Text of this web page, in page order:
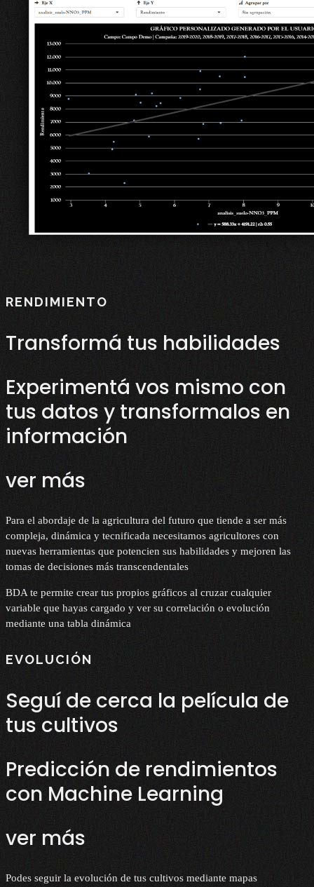
RENDIMIENTO
Transformá tus habilidades
Experimentá vos mismo con
tus datos y transformalos en
información
ver más
Para el abordaje de la agricultura del futuro que tiende a ser más
compleja, dinámica y tecnificada necesitamos agricultores con
nuevas herramientas que potencien sus habilidades y mejoren las
tomas de decisiones más transcendentales
BDA te permite crear tus propios gráficos al cruzar cualquier
variable que hayas cargado y ver su correlación o evolución
mediante una tabla dinámica
EVOLUCIÓN
Seguí de cerca la película de
tus cultivos
Predicción de rendimientos
con Machine Learning
ver más
Podes seguir la evolución de tus cultivos mediante mapas